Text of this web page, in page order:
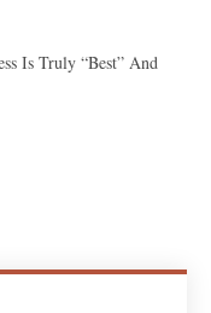
Is Truly “best” And